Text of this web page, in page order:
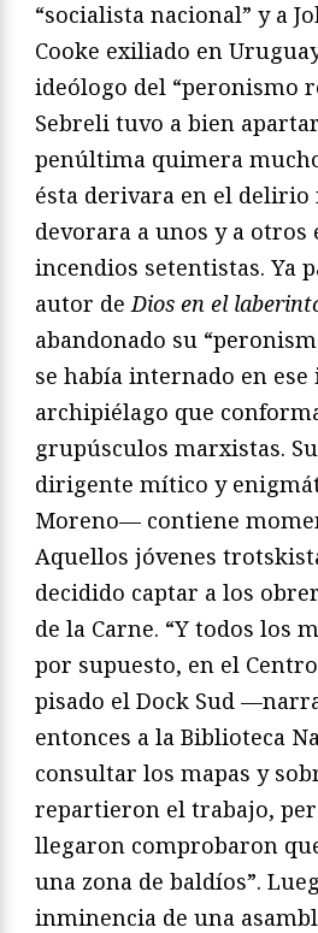
“socialista nacional” y a
Cooke exiliado en
ideólogo del “peronismo
Sebreli tuvo a bien
penúltima quimera
ésta derivara en el
devorara a unos y a
incendios setentistas. Ya
autor deDios en el
abandonado su
se había internado en ese
archipiélago que
grupúsculos marxistas.
dirigente mítico y
Moreno— contiene
Aquellos jóvenes
decidido captar a los
de la Carne. “Y todos los
por supuesto, en el
pisado el Dock Sud
entonces a la Biblioteca
consultar los mapas y
repartieron el trabajo,
llegaron comprobaron
una zona de baldíos”.
inminencia de una